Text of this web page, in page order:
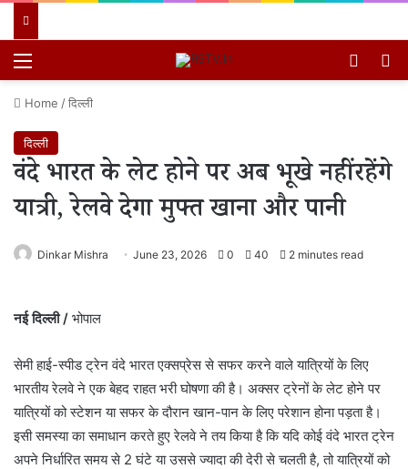
Home /दिल्ली
दिल्ली
वंदे भारत के लेट होने पर अब भूखे नहीं रहेंगे
यात्री, रेलवे देगा मुफ्त खाना और पानी
Dinkar Mishra June 23, 2026 0 40 2 minutes read
नई दिल्ली / भोपाल
सेमी हाई-स्पीड ट्रेन वंदे भारत एक्सप्रेस से सफर करने वाले यात्रियों के लिए
भारतीय रेलवे ने एक बेहद राहत भरी घोषणा की है। अक्सर ट्रेनों के लेट होने पर
यात्रियों को स्टेशन या सफर के दौरान खान-पान के लिए परेशान होना पड़ता है।
इसी समस्या का समाधान करते हुए रेलवे ने तय किया है कि यदि कोई वंदे भारत ट्रेन
अपने निर्धारित समय से 2 घंटे या उससे ज्यादा की देरी से चलती है, तो यात्रियों को